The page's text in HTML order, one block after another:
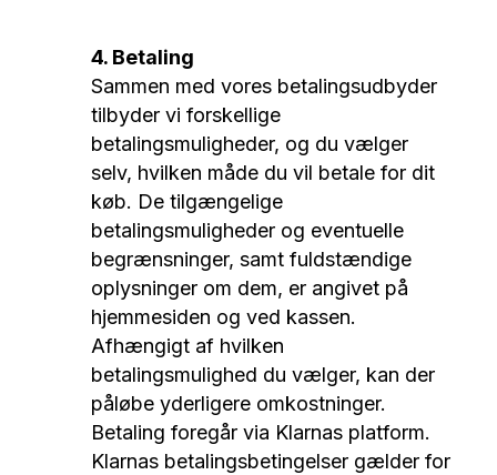
4. Betaling
Sammen med vores betalingsudbyder
tilbyder vi forskellige
betalingsmuligheder, og du vælger
selv, hvilken måde du vil betale for dit
køb. De tilgængelige
betalingsmuligheder og eventuelle
begrænsninger, samt fuldstændige
oplysninger om dem, er angivet på
hjemmesiden og ved kassen.
Afhængigt af hvilken
betalingsmulighed du vælger, kan der
påløbe yderligere omkostninger.
Betaling foregår via Klarnas platform.
Klarnas betalingsbetingelser gælder for